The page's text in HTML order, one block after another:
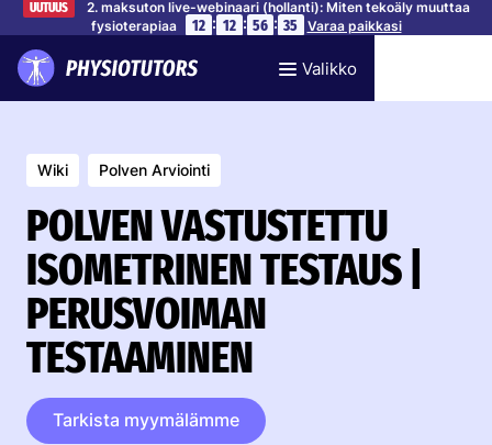
UUTUUS
2. maksuton live-webinaari (hollanti): Miten tekoäly muuttaa
fysioterapiaa
12 : 12 : 56 : 35 Varaa paikkasi
Valikko
Wiki Polven Arviointi
POLVEN VASTUSTETTU
ISOMETRINEN TESTAUS |
PERUSVOIMAN
TESTAAMINEN
Tarkista myymälämme